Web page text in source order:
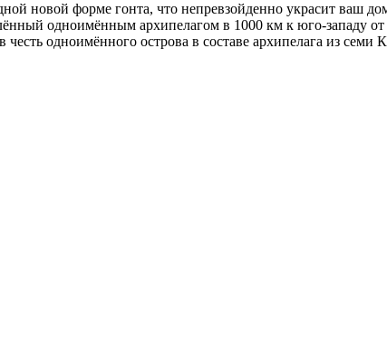
новой форме гонта, что непревзойденно украсит ваш
одноимённым архипелагом в 1000 км к юго-западу от
одноимённого острова в составе архипелага из семи